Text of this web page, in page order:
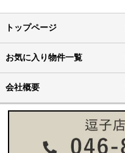
トップページ
お気に入り物件一覧
会社概要